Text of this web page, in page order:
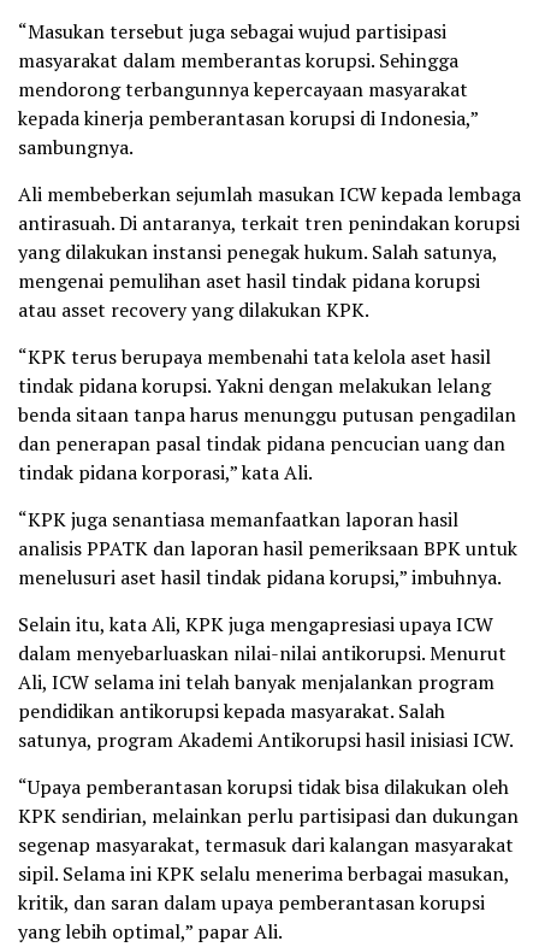
“Masukan tersebut juga sebagai wujud partisipasi
masyarakat dalam memberantas korupsi. Sehingga
mendorong terbangunnya kepercayaan masyarakat
kepada kinerja pemberantasan korupsi di Indonesia,”
sambungnya.
Ali membeberkan sejumlah masukan ICW kepada lembaga
antirasuah. Di antaranya, terkait tren penindakan korupsi
yang dilakukan instansi penegak hukum. Salah satunya,
mengenai pemulihan aset hasil tindak pidana korupsi
atau asset recovery yang dilakukan KPK.
“KPK terus berupaya membenahi tata kelola aset hasil
tindak pidana korupsi. Yakni dengan melakukan lelang
benda sitaan tanpa harus menunggu putusan pengadilan
dan penerapan pasal tindak pidana pencucian uang dan
tindak pidana korporasi,” kata Ali.
“KPK juga senantiasa memanfaatkan laporan hasil
analisis PPATK dan laporan hasil pemeriksaan BPK untuk
menelusuri aset hasil tindak pidana korupsi,” imbuhnya.
Selain itu, kata Ali, KPK juga mengapresiasi upaya ICW
dalam menyebarluaskan nilai-nilai antikorupsi. Menurut
Ali, ICW selama ini telah banyak menjalankan program
pendidikan antikorupsi kepada masyarakat. Salah
satunya, program Akademi Antikorupsi hasil inisiasi ICW.
“Upaya pemberantasan korupsi tidak bisa dilakukan oleh
KPK sendirian, melainkan perlu partisipasi dan dukungan
segenap masyarakat, termasuk dari kalangan masyarakat
sipil. Selama ini KPK selalu menerima berbagai masukan,
kritik, dan saran dalam upaya pemberantasan korupsi
yang lebih optimal,” papar Ali.